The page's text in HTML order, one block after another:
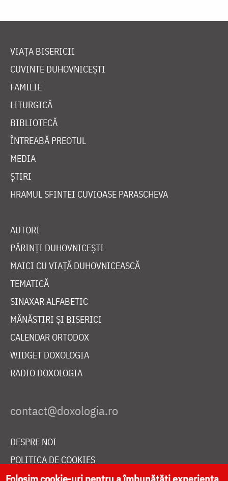
VIAȚA BISERICII
CUVINTE DUHOVNICEȘTI
FAMILIE
LITURGICĂ
BIBLIOTECĂ
ÎNTREABĂ PREOTUL
MEDIA
ȘTIRI
HRAMUL SFINTEI CUVIOASE PARASCHEVA
AUTORI
PĂRINȚI DUHOVNICEȘTI
MAICI CU VIAȚĂ DUHOVNICEASCĂ
TEMATICĂ
SINAXAR ALFABETIC
MĂNĂSTIRI ȘI BISERICI
CALENDAR ORTODOX
WIDGET DOXOLOGIA
RADIO DOXOLOGIA
DESPRE NOI
POLITICA DE COOKIES
DONEAZĂ ONLINE PENTRU CATEDRALA NAȚIONALĂ